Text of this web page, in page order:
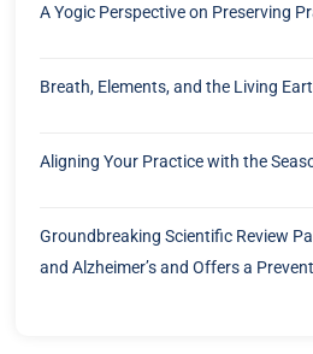
A Yogic Perspective on Preserving
Breath, Elements, and the Living
Aligning Your Practice with the
Groundbreaking Scientific Review
and Alzheimer’s and Offers a